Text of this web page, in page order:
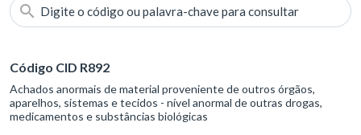
Digite o código ou palavra-chave para consultar
Código CID R892
Achados anormais de material proveniente de outros órgãos,
aparelhos, sistemas e tecidos - nível anormal de outras drogas,
medicamentos e substâncias biológicas